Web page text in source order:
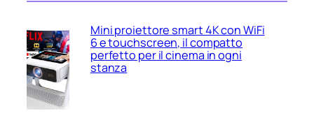
Mini proiettore smart 4K con WiFi
6 e touchscreen, il compatto
perfetto per il cinema in ogni
stanza